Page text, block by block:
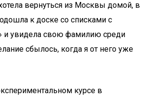
вернуться из Москвы домой, в
к доске со списками с
и увидела свою фамилию среди
сбылось, когда я от него уже
курсе в